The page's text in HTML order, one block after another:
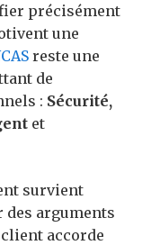
précisément
une
reste une
de
: Sécurité,
et
survient
arguments
accorde